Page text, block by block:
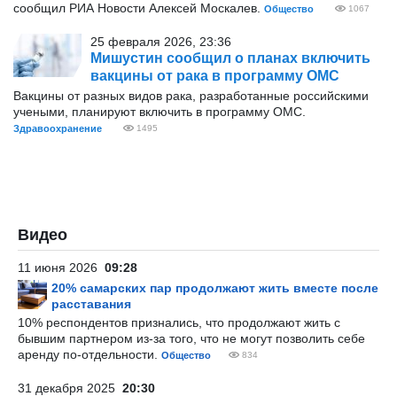
сообщил РИА Новости Алексей Москалев.
Общество 1067
25 февраля 2026, 23:36
Мишустин сообщил о планах включить
вакцины от рака в программу ОМС
Вакцины от разных видов рака, разработанные российскими
учеными, планируют включить в программу ОМС.
Здравоохранение 1495
Видео
11 июня 2026 09:28
20% самарских пар продолжают жить вместе после
расставания
10% респондентов признались, что продолжают жить с
бывшим партнером из-за того, что не могут позволить себе
аренду по-отдельности.
Общество 834
31 декабря 2025 20:30